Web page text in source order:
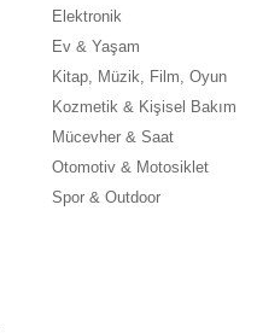
Elektronik
Ev & Yaşam
Kitap, Müzik, Film, Oyun
Kozmetik & Kişisel Bakım
Mücevher & Saat
Otomotiv & Motosiklet
Spor & Outdoor